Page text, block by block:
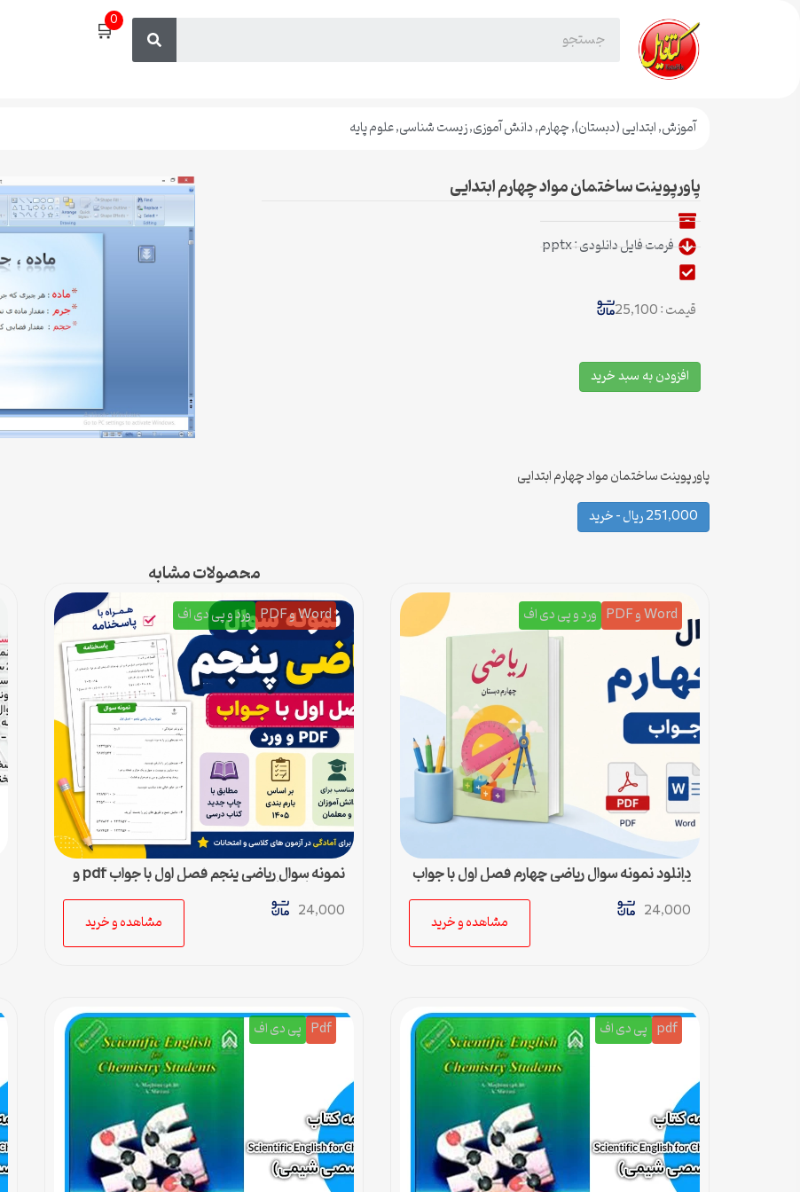
🛒0
آموزش,ابتدایی (دبستان),چهارم,دانش آموزی,زیست شناسی,علوم پایه
پاورپوینت ساختمان مواد چهارم ابتدایی
فرمت فایل دانلودی : pptx
قیمت : 25,100
افزودن به سبد خرید
پاورپوینت ساختمان مواد چهارم ابتدایی
251,000 ریال – خرید
محصولات مشابه
Word و PDF ورد و پی دی اف
دانلود نمونه سوال ریاضی چهارم فصل اول با جواب
pdf و ورد
24,000
مشاهده و خرید
Word و PDF ورد و پی دی اف
نمونه سوال ریاضی پنجم فصل اول با جواب pdf و
ورد + پاسخنامه
24,000
مشاهده و خرید
pdf پی دی اف Pdf پی دی اف